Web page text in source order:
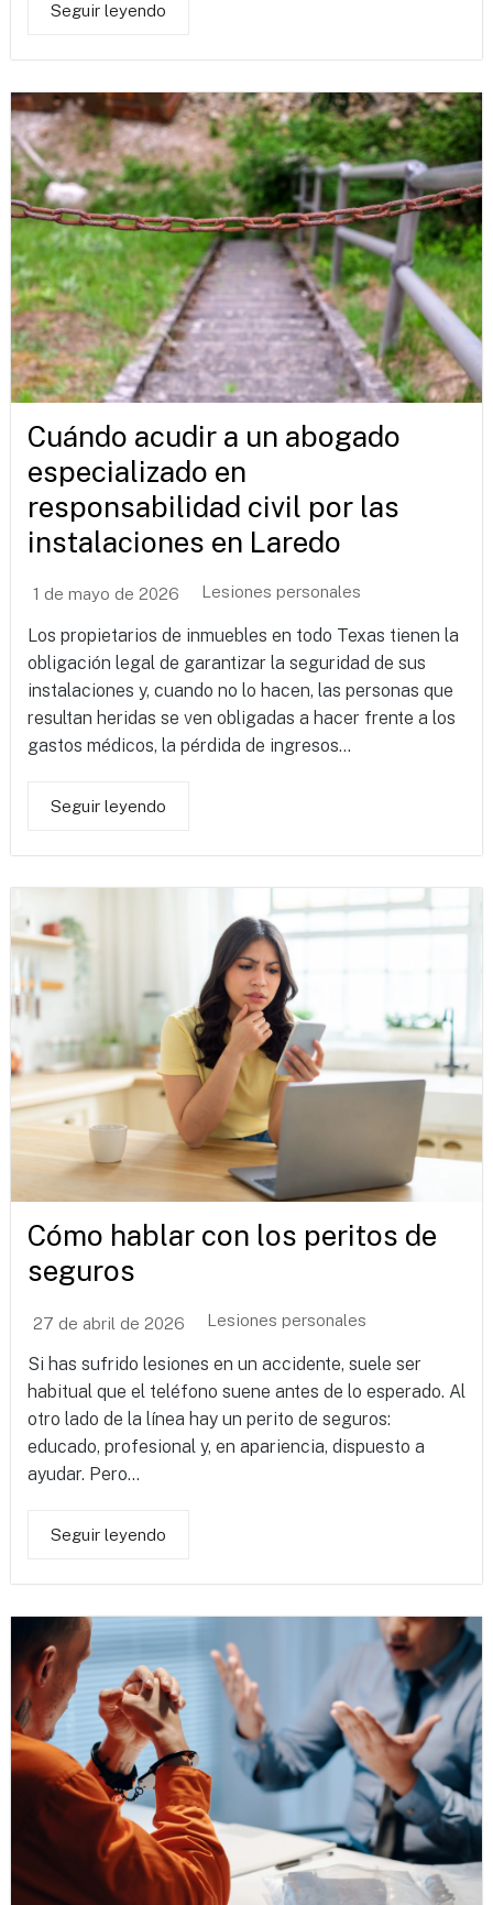
Seguir leyendo
Cuándo acudir a un abogado
especializado en
responsabilidad civil por las
instalaciones en Laredo
1 de mayo de 2026 Lesiones personales
Los propietarios de inmuebles en todo Texas tienen la
obligación legal de garantizar la seguridad de sus
instalaciones y, cuando no lo hacen, las personas que
resultan heridas se ven obligadas a hacer frente a los
gastos médicos, la pérdida de ingresos...
Seguir leyendo
Cómo hablar con los peritos de
seguros
27 de abril de 2026 Lesiones personales
Si has sufrido lesiones en un accidente, suele ser
habitual que el teléfono suene antes de lo esperado. Al
otro lado de la línea hay un perito de seguros:
educado, profesional y, en apariencia, dispuesto a
ayudar. Pero...
Seguir leyendo